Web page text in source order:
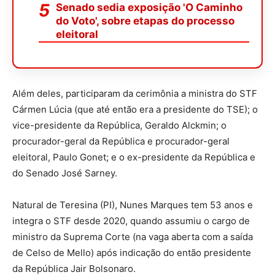
Senado sedia exposição 'O Caminho
do Voto', sobre etapas do processo
eleitoral
Além deles, participaram da cerimônia a ministra do STF
Cármen Lúcia (que até então era a presidente do TSE); o
vice-presidente da República, Geraldo Alckmin; o
procurador-geral da República e procurador-geral
eleitoral, Paulo Gonet; e o ex-presidente da República e
do Senado José Sarney.
Natural de Teresina (PI), Nunes Marques tem 53 anos e
integra o STF desde 2020, quando assumiu o cargo de
ministro da Suprema Corte (na vaga aberta com a saída
de Celso de Mello) após indicação do então presidente
da República Jair Bolsonaro.